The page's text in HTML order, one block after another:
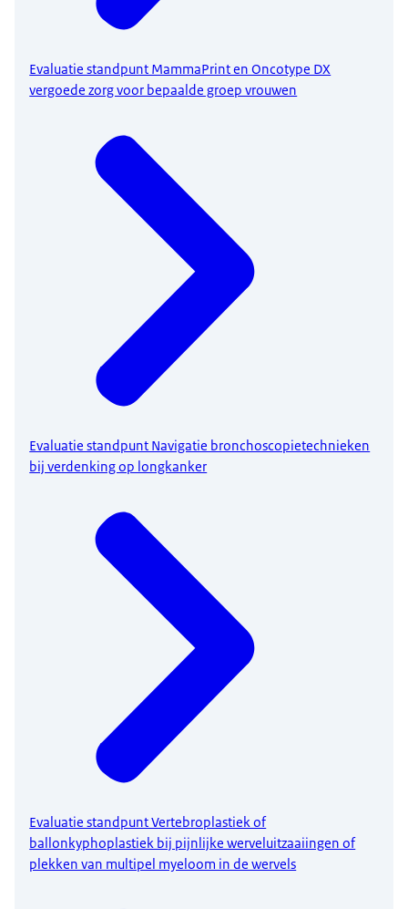
Evaluatie standpunt MammaPrint en Oncotype DX
vergoede zorg voor bepaalde groep vrouwen
Evaluatie standpunt Navigatie bronchoscopietechnieken
bij verdenking op longkanker
Evaluatie standpunt Vertebroplastiek of
ballonkyphoplastiek bij pijnlijke werveluitzaaiingen of
plekken van multipel myeloom in de wervels